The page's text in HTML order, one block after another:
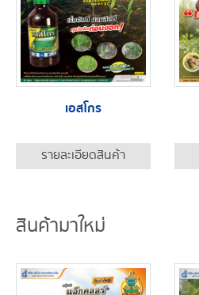
เอสโกร
รายละเอียดสินค้า
สินค้ามาใหม่